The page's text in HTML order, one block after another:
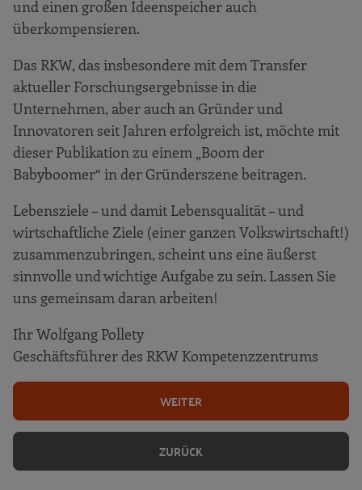
und einen großen Ideenspeicher auch
überkompensieren.
Das RKW, das insbesondere mit dem Transfer
aktueller Forschungsergebnisse in die
Unternehmen, aber auch an Gründer und
Innovatoren seit Jahren erfolgreich ist, möchte mit
dieser Publikation zu einem „Boom der
Babyboomer“ in der Gründerszene beitragen.
Lebensziele – und damit Lebensqualität – und
wirtschaftliche Ziele (einer ganzen Volkswirtschaft!)
zusammenzubringen, scheint uns eine äußerst
sinnvolle und wichtige Aufgabe zu sein. Lassen Sie
uns gemeinsam daran arbeiten!
Ihr Wolfgang Pollety
Geschäftsführer des RKW Kompetenzzentrums
ZURÜCK
WEITER